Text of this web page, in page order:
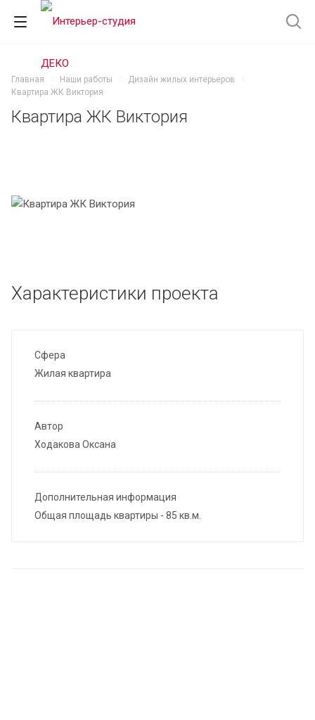
Главная Наши работы
Дизайн жилых интерьеров
Квартира ЖК Виктория
Квартира ЖК Виктория
Характеристики проекта
Сфера
Жилая квартира
Автор
Ходакова Оксана
Дополнительная информация
Общая площадь квартиры - 85 кв.м.